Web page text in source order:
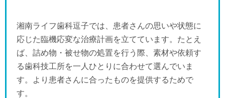
湘南ライフ歯科逗子では、患者さんの思いや状態に
応じた臨機応変な治療計画を立てています。たとえ
ば、詰め物・被せ物の処置を行う際、素材や依頼す
る歯科技工所を一人ひとりに合わせて選んでいま
す。より患者さんに合ったものを提供するためで
す。